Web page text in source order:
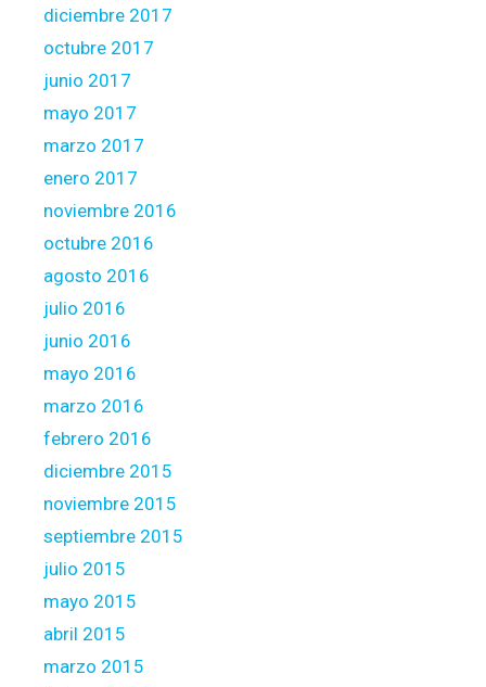
diciembre 2017
octubre 2017
junio 2017
mayo 2017
marzo 2017
enero 2017
noviembre 2016
octubre 2016
agosto 2016
julio 2016
junio 2016
mayo 2016
marzo 2016
febrero 2016
diciembre 2015
noviembre 2015
septiembre 2015
julio 2015
mayo 2015
abril 2015
marzo 2015